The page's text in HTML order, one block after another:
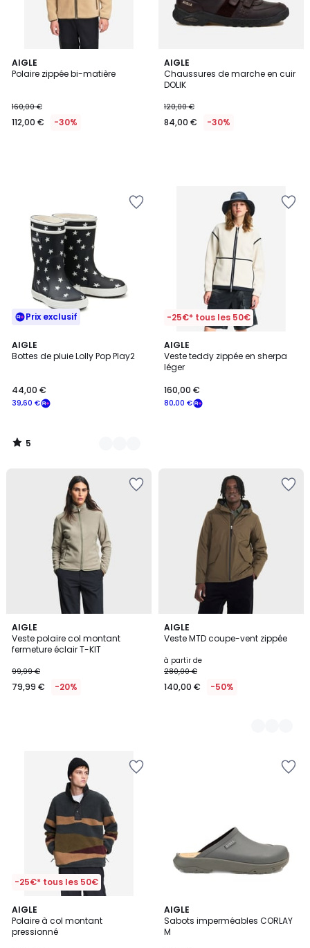
AIGLE
Polaire zippée bi-matière
160,00 €
112,00 € -30%
AIGLE
Chaussures de marche en cuir
DOLIK
120,00 €
84,00 € -30%
Prix exclusif
AIGLE
Bottes de pluie Lolly Pop Play2
39,60 €
44,00 €
5
/
2
Couleurs
5
/
-25€* tous les 50€
AIGLE
Veste teddy zippée en sherpa
léger
80,00 €
160,00 €
AIGLE
Veste polaire col montant
fermeture éclair T-KIT
99,99 €
79,99 € -20%
AIGLE
Veste MTD coupe-vent zippée
à partir de
280,00 €
140,00 € -50%
4
Couleurs
-25€* tous les 50€
AIGLE
Polaire à col montant
pressionné
AIGLE
Sabots imperméables CORLAY
M